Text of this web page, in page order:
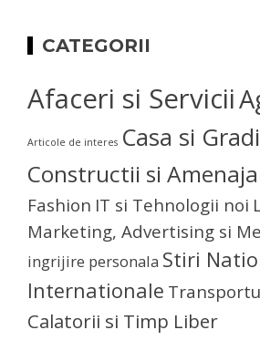
CATEGORII
Afaceri si Servicii
Articole de interes Casa si
Constructii si
Fashion IT si Tehnologii noi
Marketing, Advertising si
ingrijire personala Stiri
Internationale
Calatorii si Timp Liber